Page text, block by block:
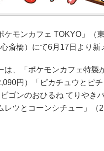
モンカフェ TOKYO」（
斎橋）にて6月17日より新
、「ポケモンカフェ特製
円）「ピカチュウとピ
ビゴンのおひるね てりやき
レツとコーンシチュー」（